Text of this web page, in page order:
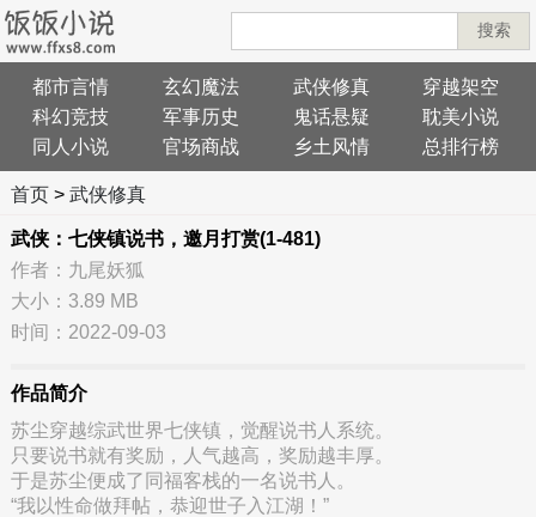
搜索
都市言情 玄幻魔法 武侠修真
穿越架空
科幻竞技
军事历史 鬼话悬疑
耽美小说
同人小说
官场商战 乡土风情 总排行榜
首页> 武侠修真
武侠：七侠镇说书，邀月打赏(1-481)
作者：九尾妖狐
大小：3.89 MB
时间：2022-09-03
作品简介
苏尘穿越综武世界七侠镇，觉醒说书人系统。
只要说书就有奖励，人气越高，奖励越丰厚。
于是苏尘便成了同福客栈的一名说书人。
“我以性命做拜帖，恭迎世子入江湖！”